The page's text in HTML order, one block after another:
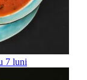
7 luni